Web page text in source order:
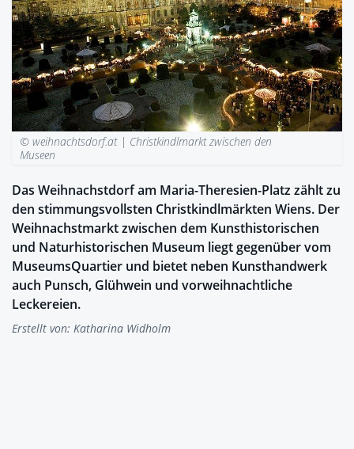
© weihnachtsdorf.at | Christkindlmarkt zwischen den
Museen
Das Weihnachstdorf am Maria-Theresien-Platz zählt zu
den stimmungsvollsten Christkindlmärkten Wiens. Der
Weihnachstmarkt zwischen dem Kunsthistorischen
und Naturhistorischen Museum liegt gegenüber vom
MuseumsQuartier und bietet neben Kunsthandwerk
auch Punsch, Glühwein und vorweihnachtliche
Leckereien.
Erstellt von: Katharina Widholm